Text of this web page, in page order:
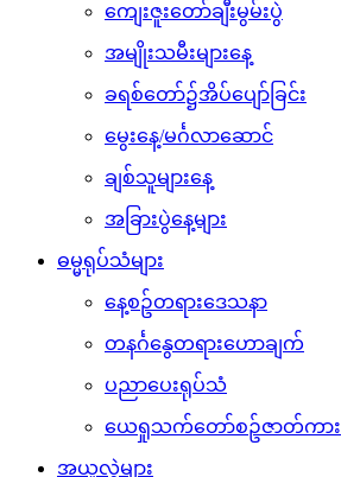
ကျေးဇူးတော်ချီးမွမ်းပွဲ
အမျိုးသမီးများနေ့
ခရစ်တော်၌အိပ်ပျော်ခြင်း
မွေးနေ့/မင်္ဂလာဆောင်
ချစ်သူများနေ့
အခြားပွဲနေ့များ
ဓမ္မရုပ်သံများ
နေ့စဥ်တရားဒေသနာ
တနင်္ဂနွေတရားဟောချက်
ပညာပေးရုပ်သံ
ယေရှုသက်တော်စဥ်ဇာတ်ကား
အယူလွဲများ